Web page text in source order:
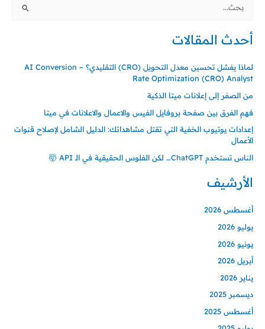
البحث
أحدث المقالات
لماذا يفشل تحسين معدل التحويل (CRO) التقليدي؟ – AI Conversion
Rate Optimization (CRO) Analyst
من الصفر إلى إعلانات ميتا الذكية
فهم الفرق بين صفحة بروفايل الفيس والاعمال والاعلانات في ميتا
إعدادات يوتيوب الخفية التي تقتل مشاهداتك: الدليل الشامل لإصلاح قنوات
الأعمال
الناس تستخدم ChatGPT… لكن الفلوس الحقيقية في الـ API 🤯
الأرشيف
أغسطس 2026
يوليو 2026
يونيو 2026
أبريل 2026
يناير 2026
ديسمبر 2025
أغسطس 2025